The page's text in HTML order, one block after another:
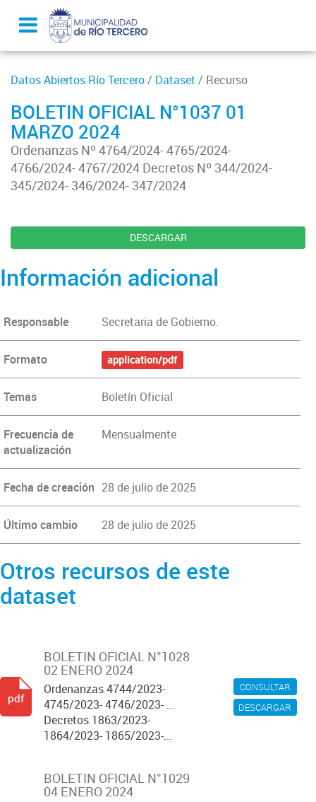
Datos Abiertos Río Tercero/ Dataset / Recurso
BOLETIN OFICIAL N°1037 01
MARZO 2024
Ordenanzas Nº 4764/2024- 4765/2024-
4766/2024- 4767/2024 Decretos Nº 344/2024-
345/2024- 346/2024- 347/2024
DESCARGAR
Información adicional
Responsable Secretaria de Gobierno.
Formato application/pdf
Temas Boletín Oficial
Frecuencia de
actualización
Mensualmente
Fecha de creación 28 de julio de 2025
Último cambio 28 de julio de 2025
Otros recursos de este
dataset
CONSULTAR
DESCARGAR
BOLETIN OFICIAL N°1028
02 ENERO 2024
Ordenanzas 4744/2023-
4745/2023- 4746/2023- ...
Decretos 1863/2023-
1864/2023- 1865/2023-...
pdf
BOLETIN OFICIAL N°1029
04 ENERO 2024